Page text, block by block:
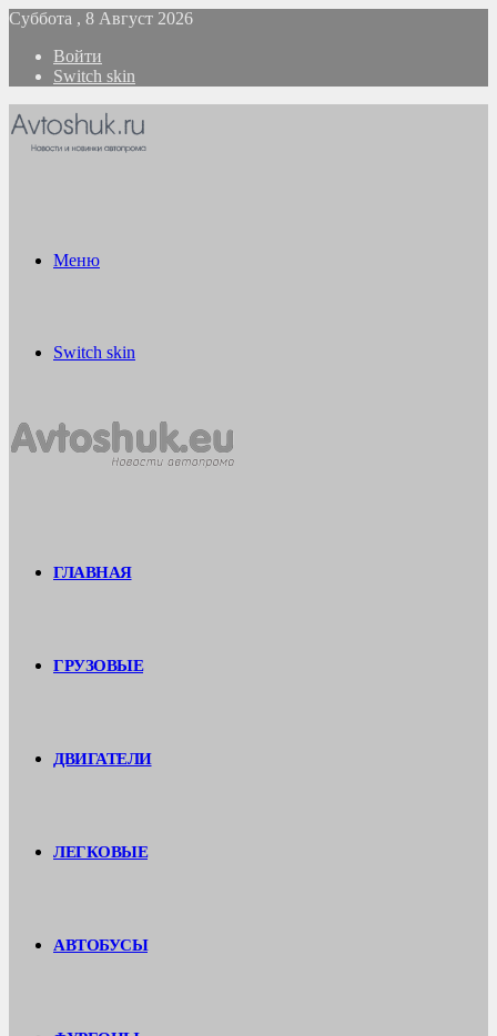
Суббота , 8 Август 2026
Войти
Switch skin
Меню
Switch skin
ГЛАВНАЯ
ГРУЗОВЫЕ
ДВИГАТЕЛИ
ЛЕГКОВЫЕ
АВТОБУСЫ